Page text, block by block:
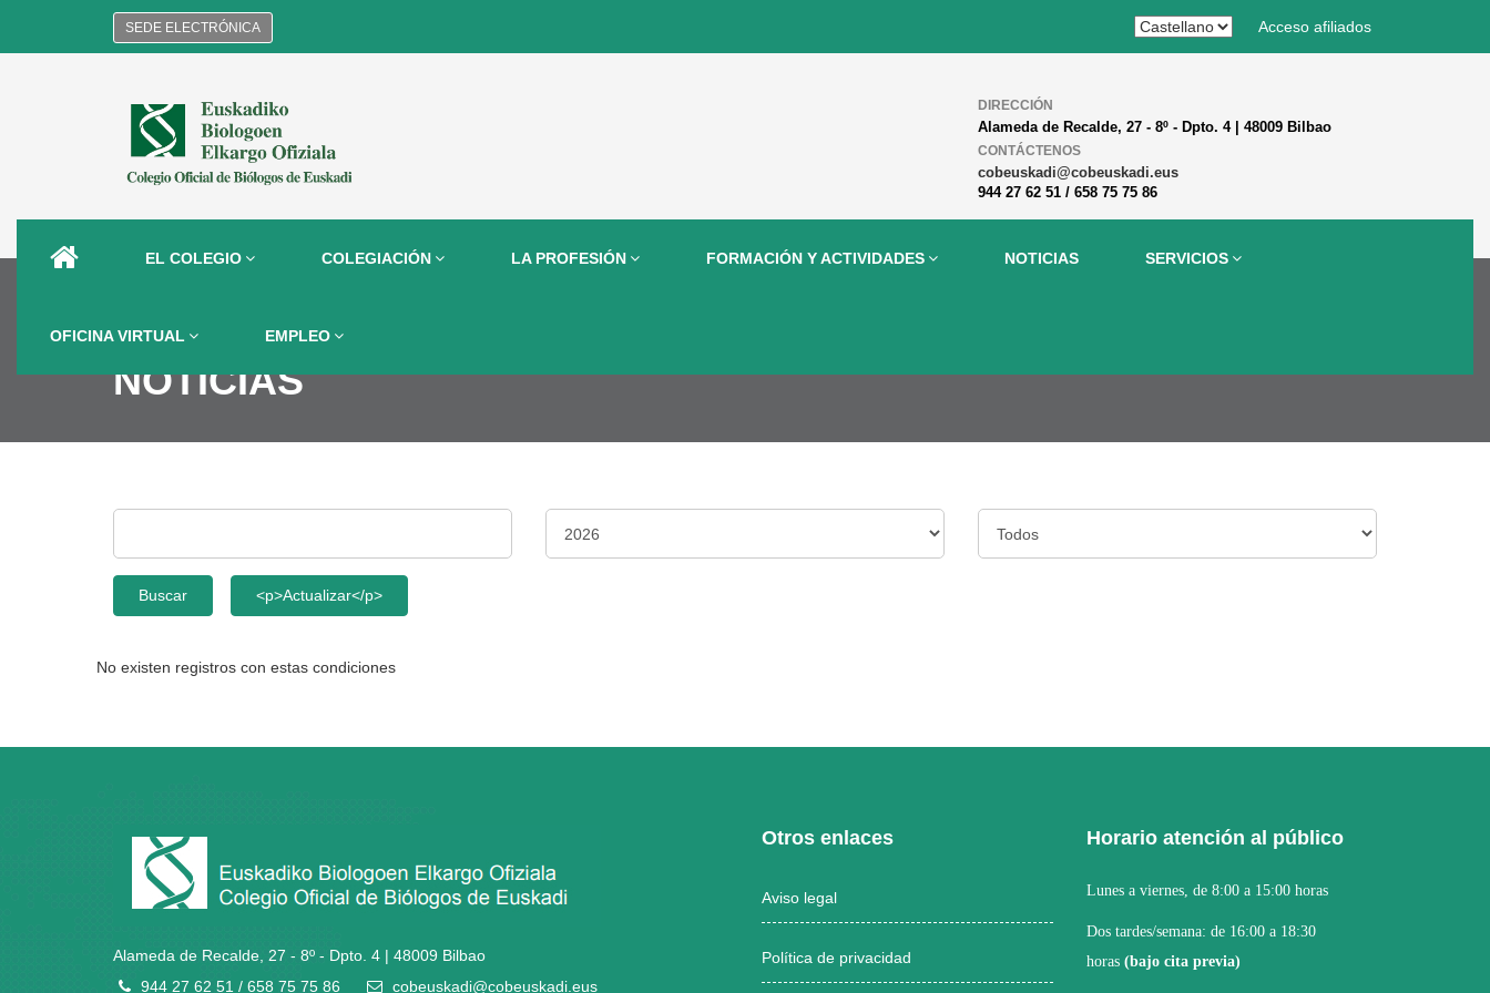
SEDE ELECTRÓNICA Acceso afiliados
DIRECCIÓN
Alameda de Recalde, 27 - 8º - Dpto. 4 | 48009 Bilbao
CONTÁCTENOS
cobeuskadi@cobeuskadi.eus
944 27 62 51 / 658 75 75 86
EL COLEGIO COLEGIACIÓN LA PROFESIÓN FORMACIÓN Y ACTIVIDADES NOTICIAS SERVICIOS
OFICINA VIRTUAL EMPLEO
NOTICIAS
No existen registros con estas condiciones
Alameda de Recalde, 27 - 8º - Dpto. 4 | 48009 Bilbao
944 27 62 51 / 658 75 75 86
cobeuskadi@cobeuskadi.eus
Otros enlaces
Aviso legal
Política de privacidad
Horario atención al público
Lunes a viernes, de 8:00 a 15:00 horas
Dos tardes/semana: de 16:00 a 18:30
horas (bajo cita previa)